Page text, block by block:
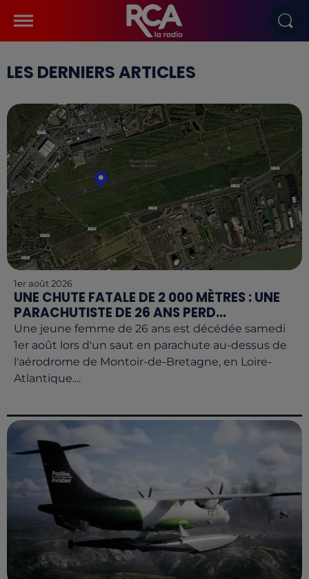
LES DERNIERS ARTICLES
1er août 2026
UNE CHUTE FATALE DE 2 000 MÈTRES : UNE
PARACHUTISTE DE 26 ANS PERD...
Une jeune femme de 26 ans est décédée samedi
1er août lors d'un saut en parachute au-dessus de
l'aérodrome de Montoir-de-Bretagne, en Loire-
Atlantique....